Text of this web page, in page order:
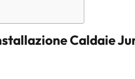
Caldaie